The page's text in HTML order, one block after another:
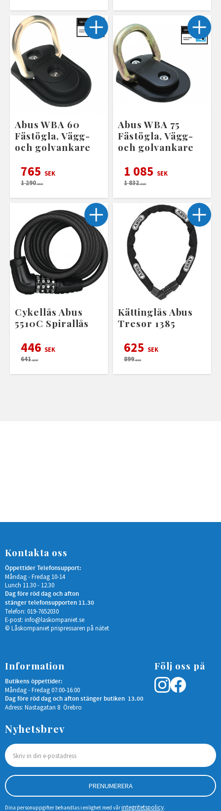
Abus WBA 60
Fästögla, Vägg-
och golvankare
765 SEK
1 290SEK
Abus WBA 75
Fästögla, Vägg-
och golvankare
1 085 SEK
1 832SEK
Cykellås Abus
5510C Spirallås
446 SEK
641SEK
Kättinglås Abus
Tresor 1385
625 SEK
899SEK
Kontakta oss
Öppettider Telefonsupport:
Måndag - Fredag 10-14
Lunch 11.30 - 12.30
Dag före röd dag och afton
stänger telefonsupporten 11.30
Telefon: 019-7652030
E-post: info@laskompaniet.se
© Låskompaniet prispressaren på nätet
Information
Butikens öppettider:
Måndag - Fredag 07:00-16:00
Dag före röd dag och afton stänger butiken 13.00
Adress: Nastagatan 8 Örebro
Följ oss på
Nyhetsbrev
PRENUMERERA
Dina personuppgifter behandlas i enlighet med vårintegritetspolicy.